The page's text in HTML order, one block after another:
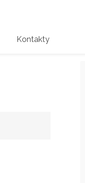
Kontakty